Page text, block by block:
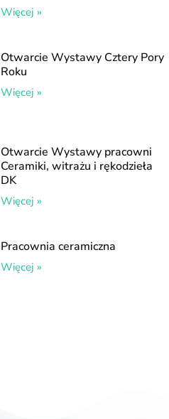
Więcej »
Otwarcie Wystawy Cztery Pory
Roku
Więcej »
Otwarcie Wystawy pracowni
Ceramiki, witrażu i rękodzieła
DK
Więcej »
Pracownia ceramiczna
Więcej »